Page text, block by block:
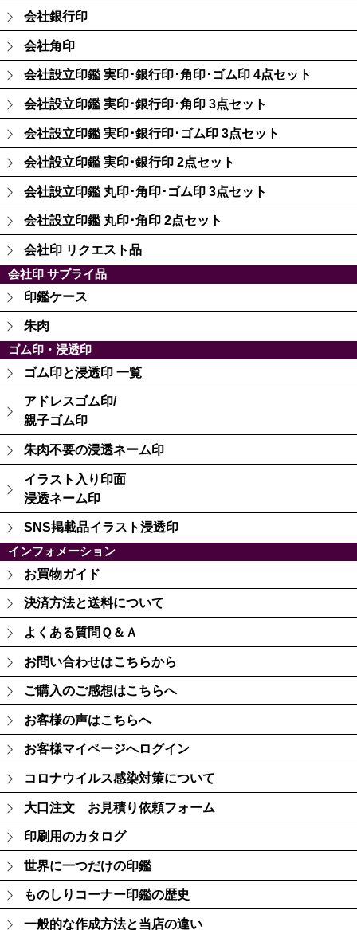
会社銀行印
会社角印
会社設立印鑑 実印･銀行印･角印･ゴム印 4点セット
会社設立印鑑 実印･銀行印･角印 3点セット
会社設立印鑑 実印･銀行印･ゴム印 3点セット
会社設立印鑑 実印･銀行印 2点セット
会社設立印鑑 丸印･角印･ゴム印 3点セット
会社設立印鑑 丸印･角印 2点セット
会社印 リクエスト品
会社印 サプライ品
印鑑ケース
朱肉
ゴム印・浸透印
ゴム印と浸透印 一覧
アドレスゴム印/
親子ゴム印
朱肉不要の浸透ネーム印
イラスト入り印面
浸透ネーム印
SNS掲載品イラスト浸透印
インフォメーション
お買物ガイド
決済方法と送料について
よくある質問Ｑ＆Ａ
お問い合わせはこちらから
ご購入のご感想はこちらへ
お客様の声はこちらへ
お客様マイページへログイン
コロナウイルス感染対策について
大口注文 お見積り依頼フォーム
印刷用のカタログ
世界に一つだけの印鑑
ものしりコーナー印鑑の歴史
一般的な作成方法と当店の違い